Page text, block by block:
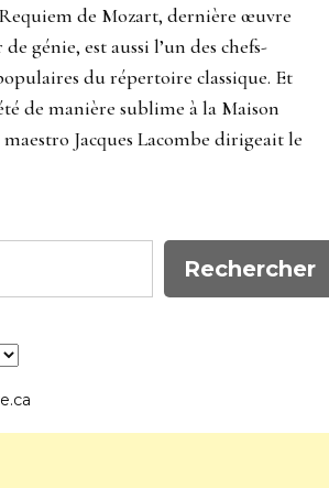
de Mozart, dernière œuvre
génie, est aussi l’un des chefs-
du répertoire classique. Et
de manière sublime à la Maison
Jacques Lacombe dirigeait le
Rechercher